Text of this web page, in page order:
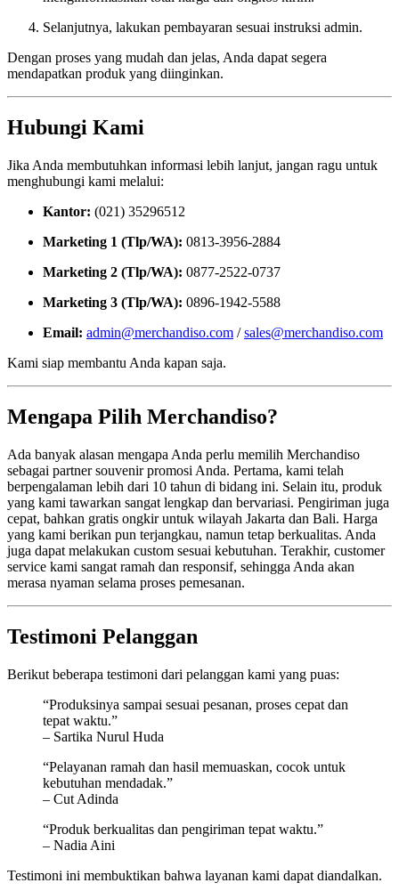
Selanjutnya, lakukan pembayaran sesuai instruksi admin.
Dengan proses yang mudah dan jelas, Anda dapat segera
mendapatkan produk yang diinginkan.
Hubungi Kami
Jika Anda membutuhkan informasi lebih lanjut, jangan ragu untuk
menghubungi kami melalui:
Kantor: (021) 35296512
Marketing 1 (Tlp/WA): 0813-3956-2884
Marketing 2 (Tlp/WA): 0877-2522-0737
Marketing 3 (Tlp/WA): 0896-1942-5588
Email: admin@merchandiso.com /sales@merchandiso.com
Kami siap membantu Anda kapan saja.
Mengapa Pilih Merchandiso?
Ada banyak alasan mengapa Anda perlu memilih Merchandiso
sebagai partner souvenir promosi Anda. Pertama, kami telah
berpengalaman lebih dari 10 tahun di bidang ini. Selain itu, produk
yang kami tawarkan sangat lengkap dan bervariasi. Pengiriman juga
cepat, bahkan gratis ongkir untuk wilayah Jakarta dan Bali. Harga
yang kami berikan pun terjangkau, namun tetap berkualitas. Anda
juga dapat melakukan custom sesuai kebutuhan. Terakhir, customer
service kami sangat ramah dan responsif, sehingga Anda akan
merasa nyaman selama proses pemesanan.
Testimoni Pelanggan
Berikut beberapa testimoni dari pelanggan kami yang puas:
“Produksinya sampai sesuai pesanan, proses cepat dan
tepat waktu.”
– Sartika Nurul Huda
“Pelayanan ramah dan hasil memuaskan, cocok untuk
kebutuhan mendadak.”
– Cut Adinda
“Produk berkualitas dan pengiriman tepat waktu.”
– Nadia Aini
Testimoni ini membuktikan bahwa layanan kami dapat diandalkan.